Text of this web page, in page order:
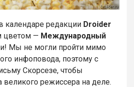
календаре редакции Droider
цветом — Международный
Мы не могли пройти мимо
инфоповода, поэтому с
Скорсезе, чтобы
великого режиссера на деле.